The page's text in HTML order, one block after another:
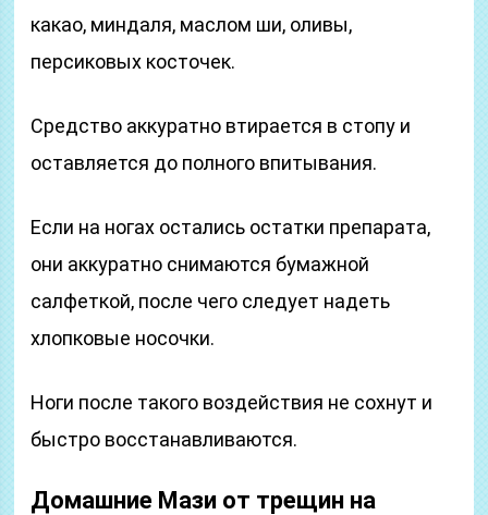
какао, миндаля, маслом ши, оливы,
персиковых косточек.
Средство аккуратно втирается в стопу и
оставляется до полного впитывания.
Если на ногах остались остатки препарата,
они аккуратно снимаются бумажной
салфеткой, после чего следует надеть
хлопковые носочки.
Ноги после такого воздействия не сохнут и
быстро восстанавливаются.
Домашние Мази от трещин на